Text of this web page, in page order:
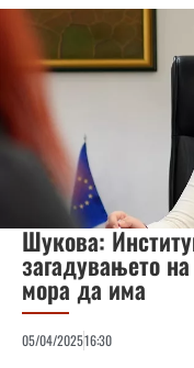
Шукова:
загадувањето
мора да има
05/04/202516:30